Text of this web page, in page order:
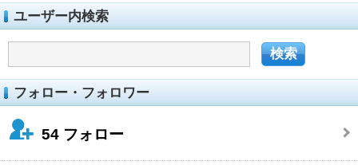
ユーザー内検索
フォロー・フォロワー
54 フォロー